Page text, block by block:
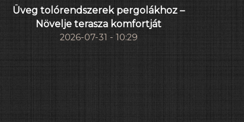
Üveg tolórendszerek pergolákhoz –
Növelje terasza komfortját
2026-07-31 - 10:29